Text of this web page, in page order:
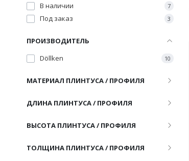
В наличии
7
Под заказ 3
ПРОИЗВОДИТЕЛЬ
Döllken
10
МАТЕРИАЛ ПЛИНТУСА / ПРОФИЛЯ
ДЛИНА ПЛИНТУСА / ПРОФИЛЯ
ВЫСОТА ПЛИНТУСА / ПРОФИЛЯ
ТОЛЩИНА ПЛИНТУСА / ПРОФИЛЯ